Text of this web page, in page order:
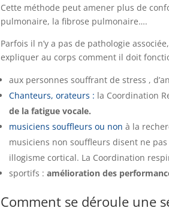
Cette méthode peut amener plus de
pulmonaire, la fibrose pulmonaire….
Parfois il n’y a pas de pathologie
expliquer au corps comment il doit
aux personnes souffrant de stress ,
Chanteurs, orateurs : la Coordination
de la fatigue vocale.
musiciens souffleurs ou non à la
musiciens non souffleurs disent ne
illogisme cortical. La Coordination
sportifs :amélioration des
Comment se déroule une